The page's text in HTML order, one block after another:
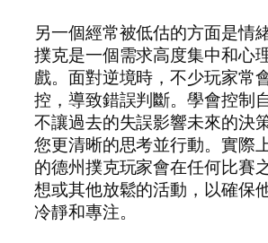
另一個經常被低估的方面是情
撲克是一個需求高度集中和心
戲。面對逆境時，不少玩家常
控，導致錯誤判斷。學會控制
不讓過去的失誤影響未來的決
您更清晰的思考並行動。實際
的德州撲克玩家會在任何比賽
想或其他放鬆的活動，以確保
冷靜和專注。